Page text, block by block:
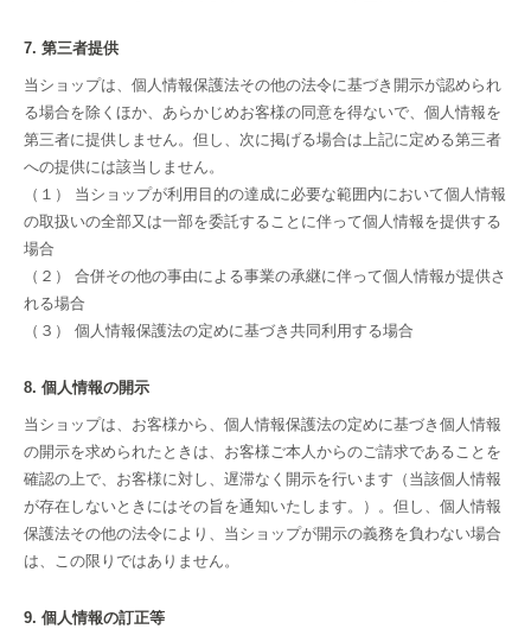
7. 第三者提供
当ショップは、個人情報保護法その他の法令に基づき開示が認められ
る場合を除くほか、あらかじめお客様の同意を得ないで、個人情報を
第三者に提供しません。但し、次に掲げる場合は上記に定める第三者
への提供には該当しません。
（１） 当ショップが利用目的の達成に必要な範囲内において個人情報
の取扱いの全部又は一部を委託することに伴って個人情報を提供する
場合
（２） 合併その他の事由による事業の承継に伴って個人情報が提供さ
れる場合
（３） 個人情報保護法の定めに基づき共同利用する場合
8. 個人情報の開示
当ショップは、お客様から、個人情報保護法の定めに基づき個人情報
の開示を求められたときは、お客様ご本人からのご請求であることを
確認の上で、お客様に対し、遅滞なく開示を行います（当該個人情報
が存在しないときにはその旨を通知いたします。）。但し、個人情報
保護法その他の法令により、当ショップが開示の義務を負わない場合
は、この限りではありません。
9. 個人情報の訂正等